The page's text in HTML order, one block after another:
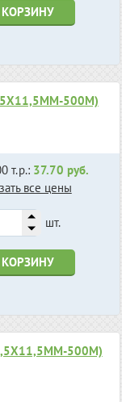
КОРЗИНУ
500М)
т.р.: 37.70 руб.
все цены
шт.
КОРЗИНУ
500М)